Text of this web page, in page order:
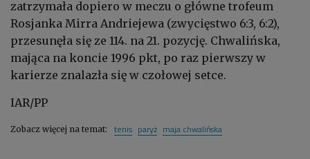
zatrzymała dopiero w meczu o główne trofeum
Rosjanka Mirra Andriejewa (zwycięstwo 6:3, 6:2),
przesunęła się ze 114. na 21. pozycję. Chwalińska,
mająca na koncie 1996 pkt, po raz pierwszy w
karierze znalazła się w czołowej setce.
IAR/PP
Zobacz więcej na temat: tenis paryż maja chwalińska